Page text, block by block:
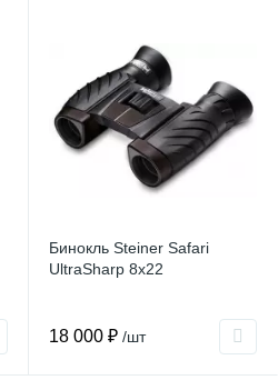
Бинокль Steiner Safari
UltraSharp 8x22
18 000 ₽ /шт